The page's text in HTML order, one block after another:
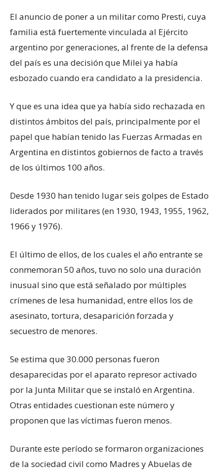
El anuncio de poner a un militar como Presti, cuya
familia está fuertemente vinculada al Ejército
argentino por generaciones, al frente de la defensa
del país es una decisión que Milei ya había
esbozado cuando era candidato a la presidencia.
Y que es una idea que ya había sido rechazada en
distintos ámbitos del país, principalmente por el
papel que habían tenido las Fuerzas Armadas en
Argentina en distintos gobiernos de facto a través
de los últimos 100 años.
Desde 1930 han tenido lugar seis golpes de Estado
liderados por militares (en 1930, 1943, 1955, 1962,
1966 y 1976).
El último de ellos, de los cuales el año entrante se
conmemoran 50 años, tuvo no solo una duración
inusual sino que está señalado por múltiples
crímenes de lesa humanidad, entre ellos los de
asesinato, tortura, desaparición forzada y
secuestro de menores.
Se estima que 30.000 personas fueron
desaparecidas por el aparato represor activado
por la Junta Militar que se instaló en Argentina.
Otras entidades cuestionan este número y
proponen que las víctimas fueron menos.
Durante este período se formaron organizaciones
de la sociedad civil como Madres y Abuelas de